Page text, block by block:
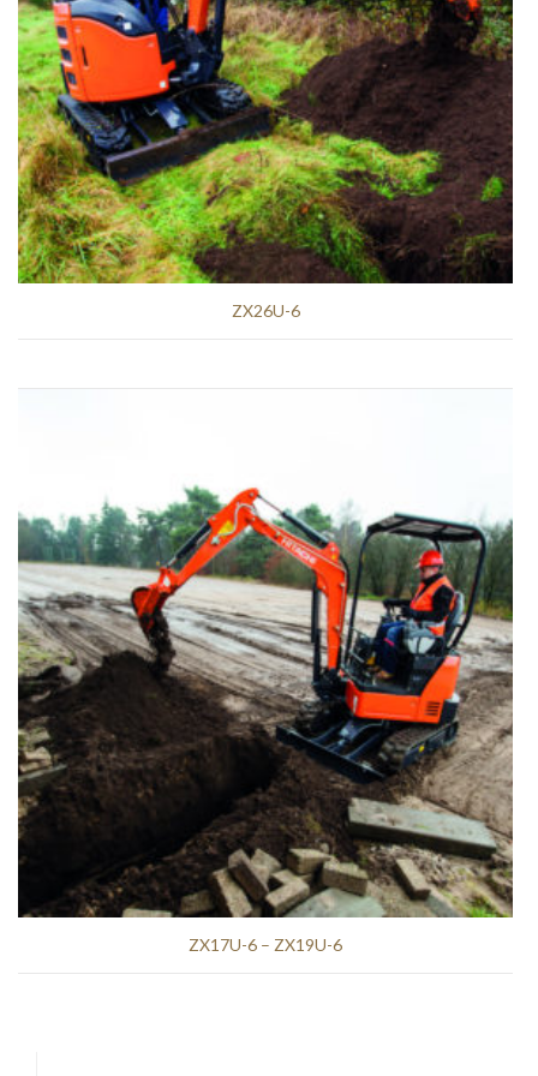
ZX26U-6
ZX17U-6 – ZX19U-6